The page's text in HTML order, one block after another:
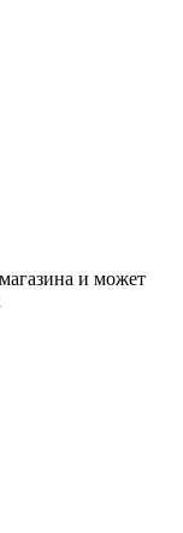
и может